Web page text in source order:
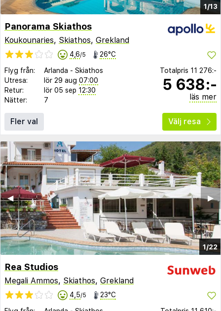
1/13
Panorama Skiathos
Koukounaries, Skiathos, Grekland
4,6/5 26°C
Flyg från: Arlanda - Skiathos
Utresa:
lör 29 aug 07:00
Retur:
lör 05 sep 12:30
Nätter:
7
Totalpris 11 276:-
5 638:-
läs mer
Fler val Välj resa
1/22
▶︎
◀︎
Rea Studios
Megali Ammos, Skiathos, Grekland
4,5/5 23°C